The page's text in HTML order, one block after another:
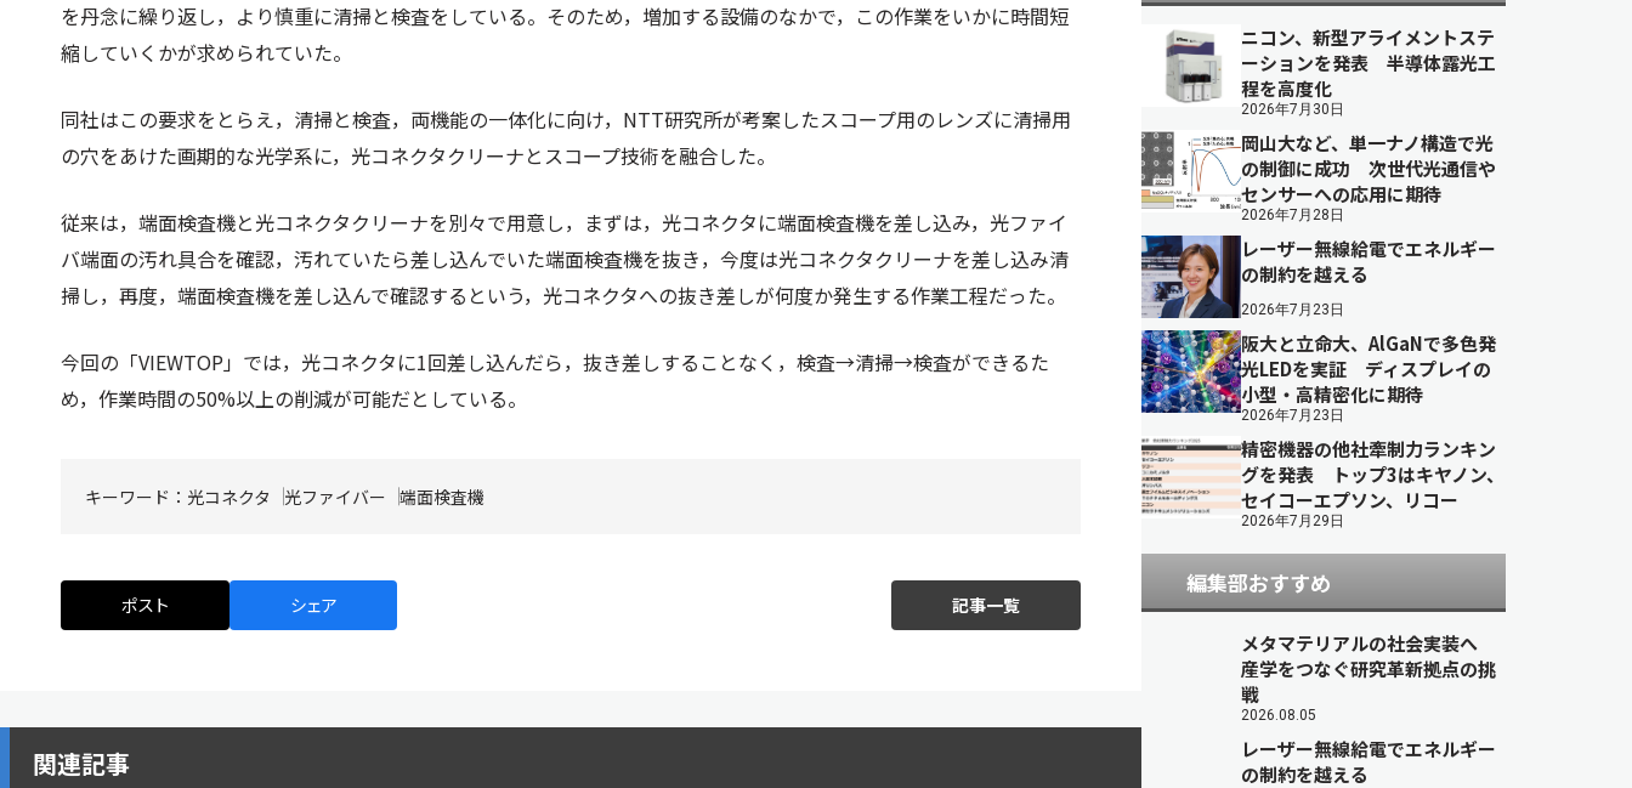
を丹念に繰り返し，より慎重に清掃と検査をしている。そのため，増加する設備のなかで，この作業をいかに時間短
縮していくかが求められていた。
同社はこの要求をとらえ，清掃と検査，両機能の一体化に向け，NTT研究所が考案したスコープ用のレンズに清掃用
の穴をあけた画期的な光学系に，光コネクタクリーナとスコープ技術を融合した。
従来は，端面検査機と光コネクタクリーナを別々で用意し，まずは，光コネクタに端面検査機を差し込み，光ファイ
バ端面の汚れ具合を確認，汚れていたら差し込んでいた端面検査機を抜き，今度は光コネクタクリーナを差し込み清
掃し，再度，端面検査機を差し込んで確認するという，光コネクタへの抜き差しが何度か発生する作業工程だった。
今回の「VIEWTOP」では，光コネクタに1回差し込んだら，抜き差しすることなく，検査→清掃→検査ができるた
め，作業時間の50%以上の削減が可能だとしている。
キーワード： 光コネクタ 光ファイバー 端面検査機
ポスト シェア 記事一覧
関連記事
ニコン、新型アライメントステ
ーションを発表 半導体露光工
程を高度化
2026年7月30日
岡山大など、単一ナノ構造で光
の制御に成功 次世代光通信や
センサーへの応用に期待
2026年7月28日
レーザー無線給電でエネルギー
の制約を越える
2026年7月23日
阪大と立命大、AlGaNで多色発
光LEDを実証 ディスプレイの
小型・高精密化に期待
2026年7月23日
精密機器の他社牽制力ランキン
グを発表 トップ3はキヤノン、
セイコーエプソン、リコー
2026年7月29日
編集部おすすめ
メタマテリアルの社会実装へ
産学をつなぐ研究革新拠点の挑
戦
2026.08.05
レーザー無線給電でエネルギー
の制約を越える